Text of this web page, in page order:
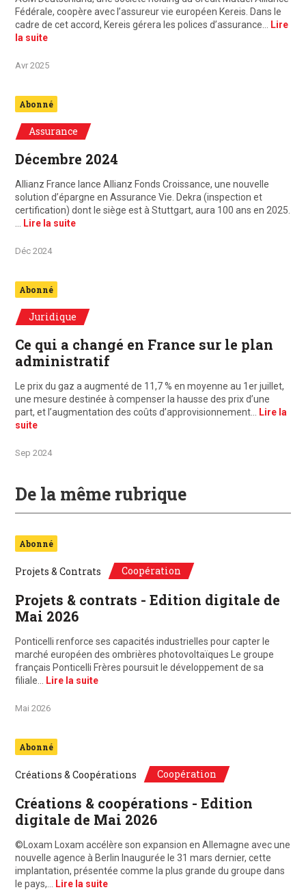
Fédérale, coopère avec l’assureur vie européen Kereis. Dans le
cadre de cet accord, Kereis gérera les polices d’assurance…
Lire
la suite
Avr 2025
Abonné
Assurance
Décembre 2024
Allianz France lance Allianz Fonds Croissance, une nouvelle
solution d’épargne en Assurance Vie. Dekra (inspection et
certification) dont le siège est à Stuttgart, aura 100 ans en 2025.
Lire la suite
Déc 2024
Abonné
Juridique
Ce qui a changé en France sur le plan
administratif
Le prix du gaz a augmenté de 11,7 % en moyenne au 1er juillet,
une mesure destinée à compenser la hausse des prix d’une
part, et l’augmentation des coûts d’approvisionnement…
Lire la
suite
Sep 2024
De la même rubrique
Abonné
Projets & Contrats Coopération
Projets & contrats - Edition digitale de
Mai 2026
Ponticelli renforce ses capacités industrielles pour capter le
marché européen des ombrières photovoltaïques Le groupe
français Ponticelli Frères poursuit le développement de sa
filiale…
Lire la suite
Mai 2026
Abonné
Créations & Coopérations Coopération
Créations & coopérations - Edition
digitale de Mai 2026
©Loxam Loxam accélère son expansion en Allemagne avec une
nouvelle agence à Berlin Inaugurée le 31 mars dernier, cette
implantation, présentée comme la plus grande du groupe dans
le pays,…
Lire la suite